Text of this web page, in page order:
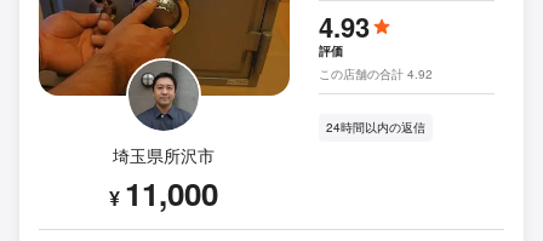
埼玉県所沢市
¥ 11,000
4.93
評価
この店舗の合計 4.92
24時間以内の返信